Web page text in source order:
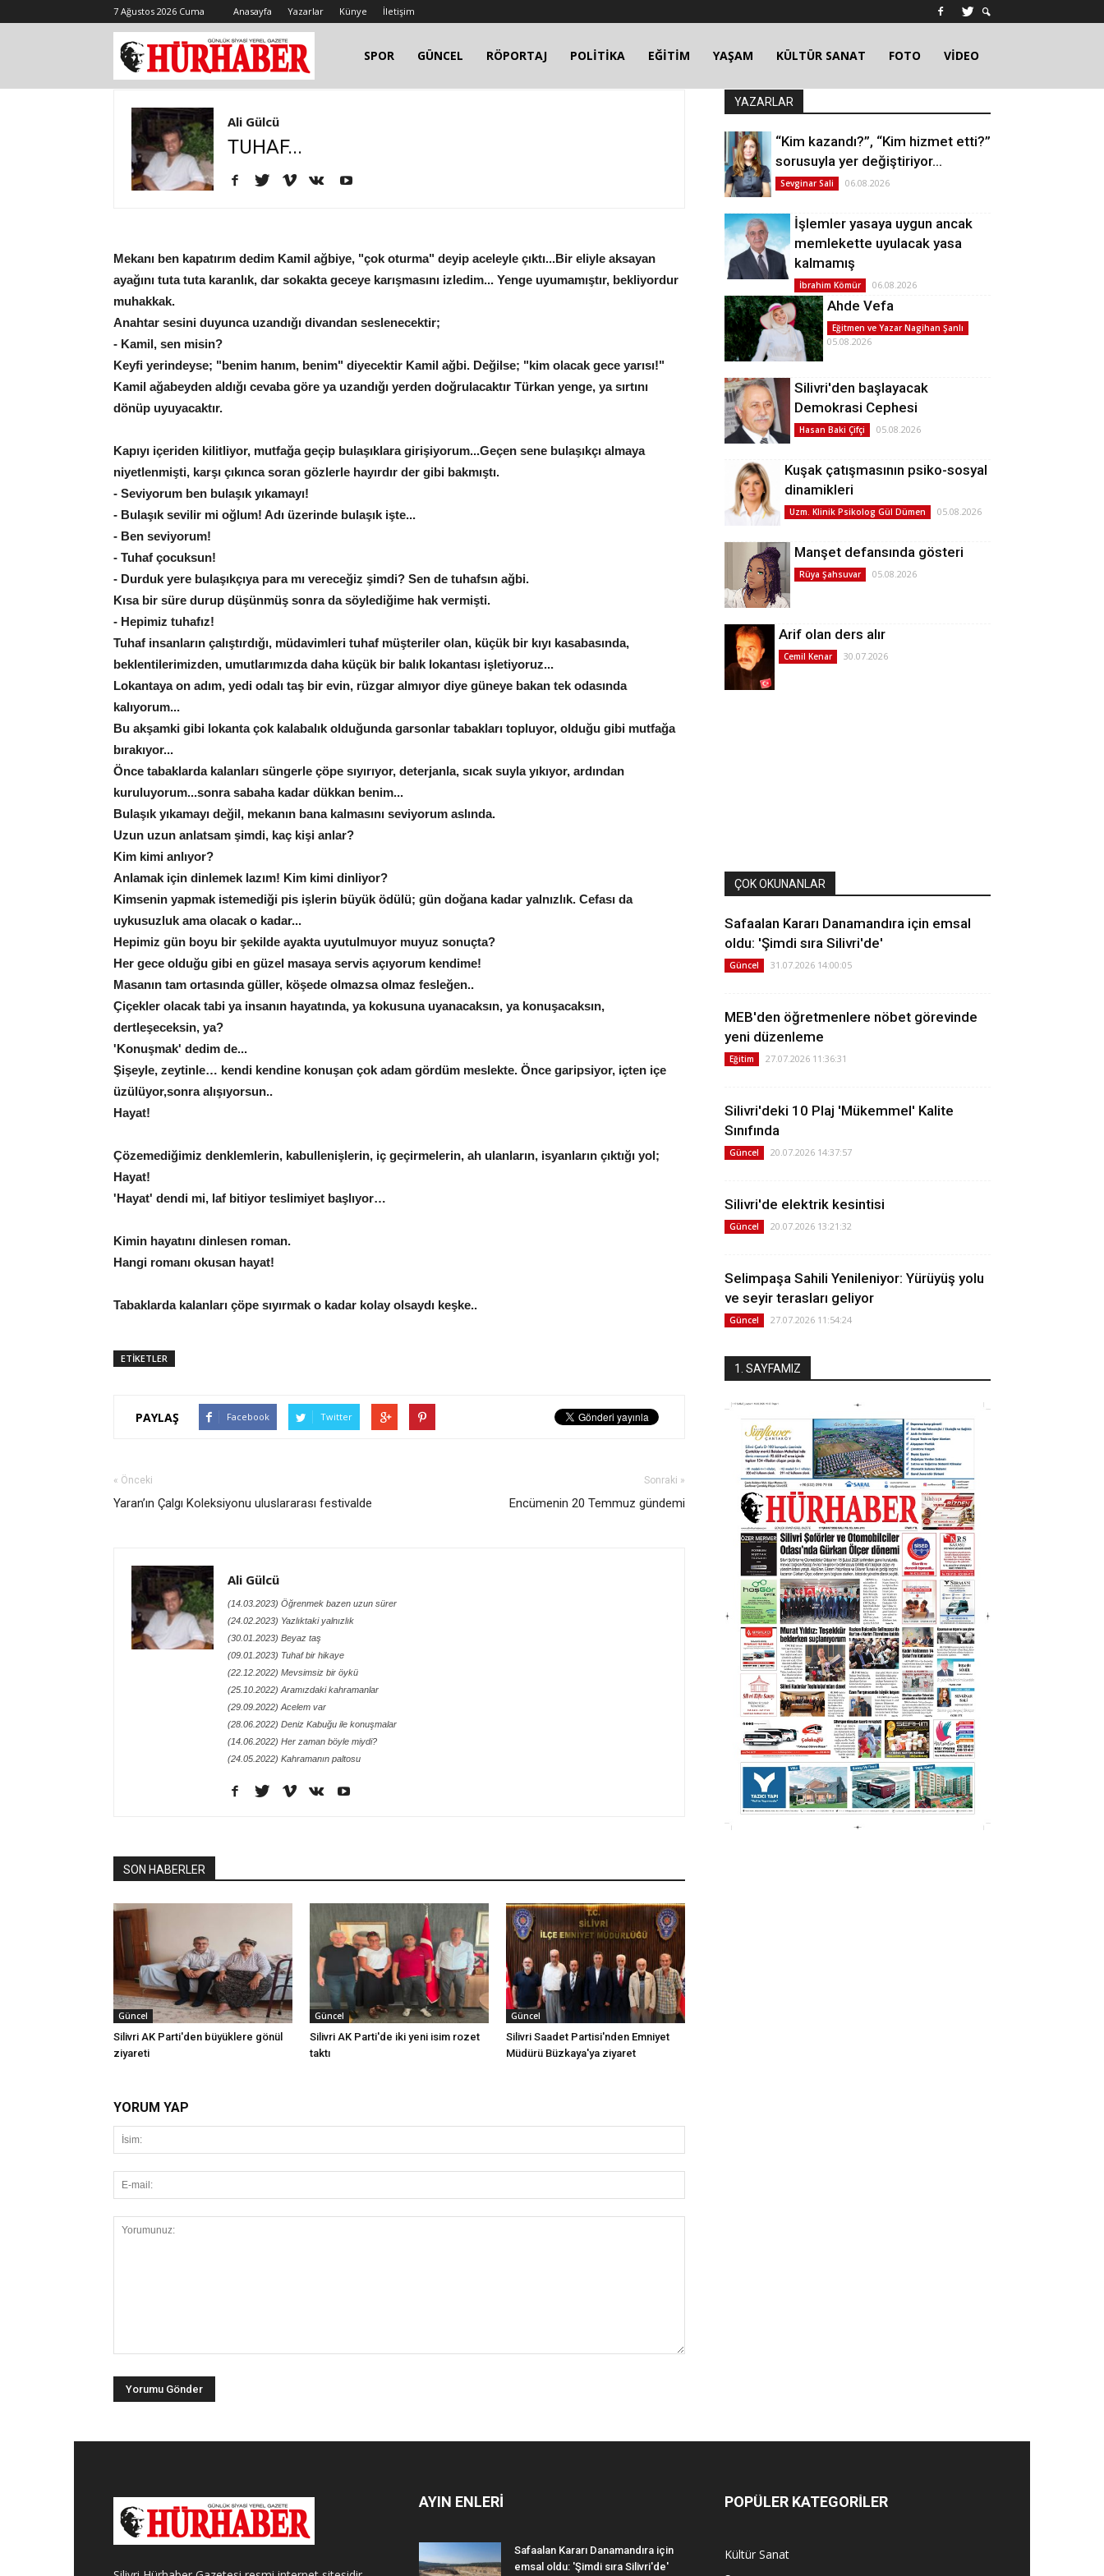
7 Ağustos 2026 Cuma Anasayfa Yazarlar Künye İletişim
SPOR GÜNCEL RÖPORTAJ POLİTİKA EĞİTİM YAŞAM KÜLTÜR SANAT FOTO VİDEO
Ali Gülcü
TUHAF...
Mekanı ben kapatırım dedim Kamil ağbiye, "çok oturma" deyip aceleyle çıktı...Bir eliyle aksayan
ayağını tuta tuta karanlık, dar sokakta geceye karışmasını izledim... Yenge uyumamıştır, bekliyordur
muhakkak.
Anahtar sesini duyunca uzandığı divandan seslenecektir;
- Kamil, sen misin?
Keyfi yerindeyse; "benim hanım, benim" diyecektir Kamil ağbi. Değilse; "kim olacak gece yarısı!"
Kamil ağabeyden aldığı cevaba göre ya uzandığı yerden doğrulacaktır Türkan yenge, ya sırtını
dönüp uyuyacaktır.
Kapıyı içeriden kilitliyor, mutfağa geçip bulaşıklara girişiyorum...Geçen sene bulaşıkçı almaya
niyetlenmişti, karşı çıkınca soran gözlerle hayırdır der gibi bakmıştı.
- Seviyorum ben bulaşık yıkamayı!
- Bulaşık sevilir mi oğlum! Adı üzerinde bulaşık işte...
- Ben seviyorum!
- Tuhaf çocuksun!
- Durduk yere bulaşıkçıya para mı vereceğiz şimdi? Sen de tuhafsın ağbi.
Kısa bir süre durup düşünmüş sonra da söylediğime hak vermişti.
- Hepimiz tuhafız!
Tuhaf insanların çalıştırdığı, müdavimleri tuhaf müşteriler olan, küçük bir kıyı kasabasında,
beklentilerimizden, umutlarımızda daha küçük bir balık lokantası işletiyoruz...
Lokantaya on adım, yedi odalı taş bir evin, rüzgar almıyor diye güneye bakan tek odasında
kalıyorum...
Bu akşamki gibi lokanta çok kalabalık olduğunda garsonlar tabakları topluyor, olduğu gibi mutfağa
bırakıyor...
Önce tabaklarda kalanları süngerle çöpe sıyırıyor, deterjanla, sıcak suyla yıkıyor, ardından
kuruluyorum...sonra sabaha kadar dükkan benim...
Bulaşık yıkamayı değil, mekanın bana kalmasını seviyorum aslında.
Uzun uzun anlatsam şimdi, kaç kişi anlar?
Kim kimi anlıyor?
Anlamak için dinlemek lazım! Kim kimi dinliyor?
Kimsenin yapmak istemediği pis işlerin büyük ödülü; gün doğana kadar yalnızlık. Cefası da
uykusuzluk ama olacak o kadar...
Hepimiz gün boyu bir şekilde ayakta uyutulmuyor muyuz sonuçta?
Her gece olduğu gibi en güzel masaya servis açıyorum kendime!
Masanın tam ortasında güller, köşede olmazsa olmaz fesleğen..
Çiçekler olacak tabi ya insanın hayatında, ya kokusuna uyanacaksın, ya konuşacaksın,
dertleşeceksin, ya?
'Konuşmak' dedim de...
Şişeyle, zeytinle… kendi kendine konuşan çok adam gördüm meslekte. Önce garipsiyor, içten içe
üzülüyor,sonra alışıyorsun..
Hayat!
Çözemediğimiz denklemlerin, kabullenişlerin, iç geçirmelerin, ah ulanların, isyanların çıktığı yol;
Hayat!
'Hayat' dendi mi, laf bitiyor teslimiyet başlıyor…
Kimin hayatını dinlesen roman.
Hangi romanı okusan hayat!
Tabaklarda kalanları çöpe sıyırmak o kadar kolay olsaydı keşke..
ETİKETLER
PAYLAŞ Facebook Twitter
« Önceki
Yaran’ın Çalgı Koleksiyonu uluslararası festivalde
Sonraki »
Encümenin 20 Temmuz gündemi
Ali Gülcü
(14.03.2023) Öğrenmek bazen uzun sürer
(24.02.2023) Yazlıktaki yalnızlık
(30.01.2023) Beyaz taş
(09.01.2023) Tuhaf bir hikaye
(22.12.2022) Mevsimsiz bir öykü
(25.10.2022) Aramızdaki kahramanlar
(29.09.2022) Acelem var
(28.06.2022) Deniz Kabuğu ile konuşmalar
(14.06.2022) Her zaman böyle miydi?
(24.05.2022) Kahramanın paltosu
SON HABERLER
Güncel
Silivri AK Parti'den büyüklere gönül
ziyareti
Güncel
Silivri AK Parti'de iki yeni isim rozet
taktı
Güncel
Silivri Saadet Partisi'nden Emniyet
Müdürü Büzkaya'ya ziyaret
YORUM YAP
YAZARLAR
“Kim kazandı?”, “Kim hizmet etti?”
sorusuyla yer değiştiriyor…
Sevginar Sali 06.08.2026
İşlemler yasaya uygun ancak
memlekette uyulacak yasa
kalmamış
İbrahim Kömür 06.08.2026
Ahde Vefa
Eğitmen ve Yazar Nagihan Şanlı
05.08.2026
Silivri'den başlayacak
Demokrasi Cephesi
Hasan Baki Çifçi 05.08.2026
Kuşak çatışmasının psiko-sosyal
dinamikleri
Uzm. Klinik Psikolog Gül Dümen 05.08.2026
Manşet defansında gösteri
Rüya Şahsuvar 05.08.2026
Arif olan ders alır
Cemil Kenar 30.07.2026
ÇOK OKUNANLAR
Safaalan Kararı Danamandıra için emsal
oldu: 'Şimdi sıra Silivri'de'
Güncel 31.07.2026 14:00:05
MEB'den öğretmenlere nöbet görevinde
yeni düzenleme
Eğitim 27.07.2026 11:36:31
Silivri'deki 10 Plaj 'Mükemmel' Kalite
Sınıfında
Güncel 20.07.2026 14:37:57
Silivri'de elektrik kesintisi
Güncel 20.07.2026 13:21:32
Selimpaşa Sahili Yenileniyor: Yürüyüş yolu
ve seyir terasları geliyor
Güncel 27.07.2026 11:54:24
1. SAYFAMIZ
AYIN ENLERİ
Safaalan Kararı Danamandıra için
emsal oldu: 'Şimdi sıra Silivri'de'
POPÜLER KATEGORİLER
Kültür Sanat